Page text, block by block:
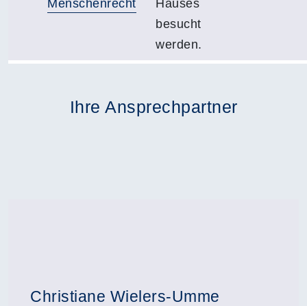
Menschenrecht
Hauses
besucht
werden.
Ihre Ansprechpartner
Christiane Wielers-Umme